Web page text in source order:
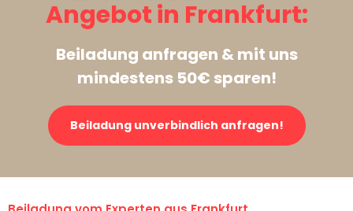
Angebot in Frankfurt:
Beiladung anfragen & mit uns
mindestens 50€ sparen!
Beiladung unverbindlich anfragen!